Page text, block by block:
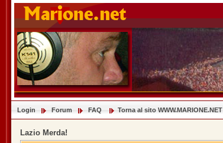
Login Forum FAQ Torna al sito WWW.MARIONE.NET
Lazio Merda!